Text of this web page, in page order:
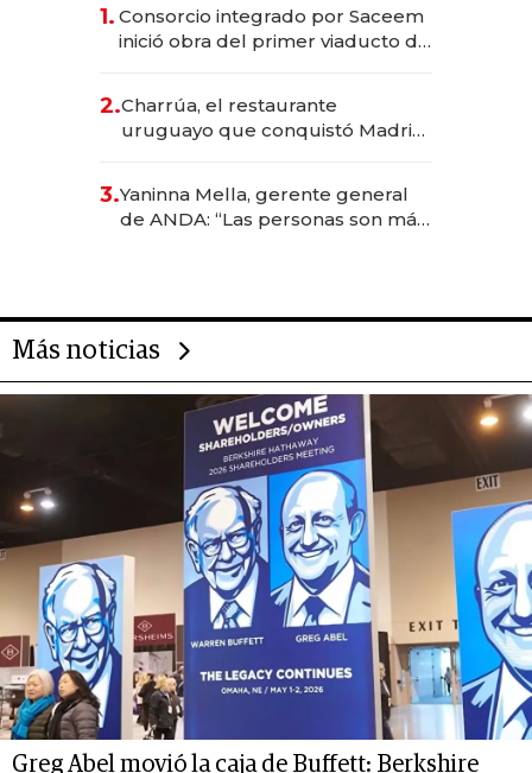
1. Consorcio integrado por Saceem
inició obra del primer viaducto de
millones
2.Charrúa, el restaurante
uruguayo que conquistó Madrid:
anticipación y prepara apertura
3.Yaninna Mella, gerente general
de ANDA: “Las personas son más
Más noticias
Greg Abel movió la caja de Buffett: Berkshire